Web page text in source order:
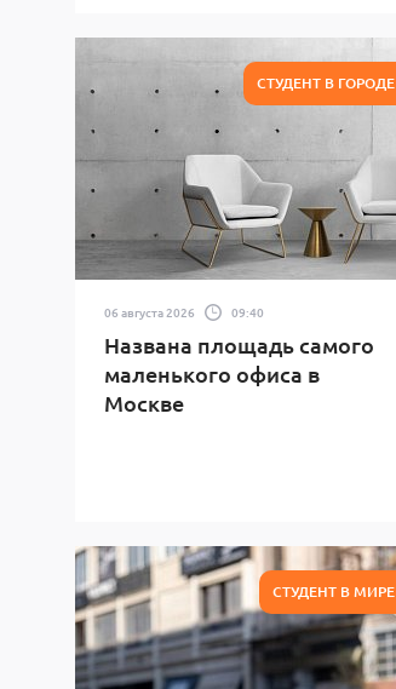
СТУДЕНТ В ГОРОДЕ
06 августа 2026 09:40
Названа площадь самого
маленького офиса в
Москве
СТУДЕНТ В МИРЕ